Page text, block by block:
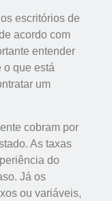
escritórios de
acordo com
entender
o que está
um
cobram por
As taxas
do
Já os
ou variáveis,